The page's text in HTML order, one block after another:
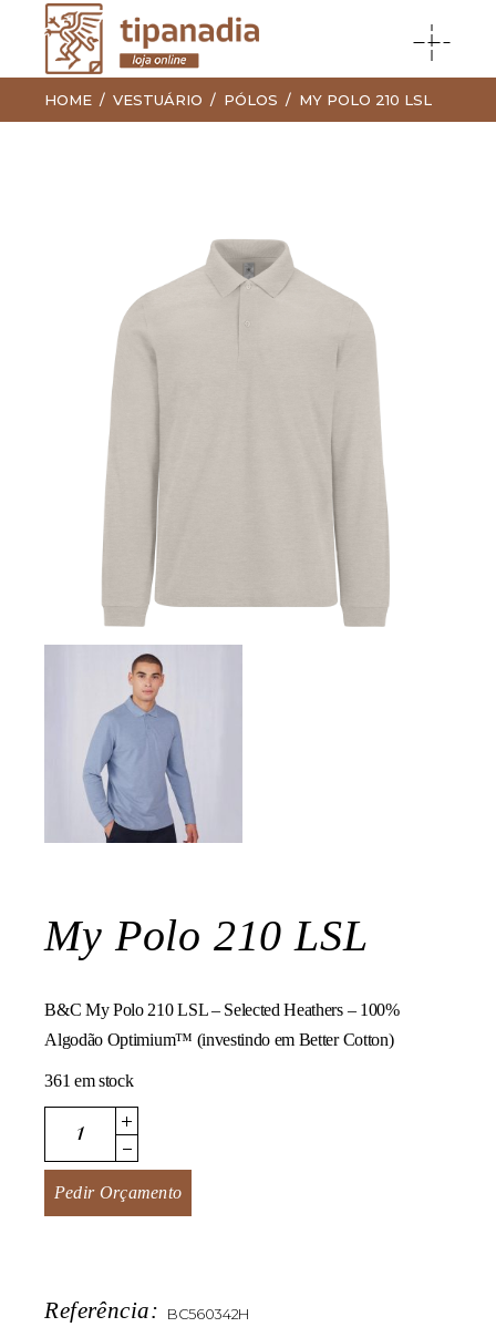
HOME VESTUÁRIO PÓLOS MY POLO 210 LSL
My Polo 210 LSL
B&C My Polo 210 LSL – Selected Heathers – 100%
Algodão Optimium™ (investindo em Better Cotton)
361 em stock
My Polo 210 LSL quantity
Pedir Orçamento
Referência: BC560342H